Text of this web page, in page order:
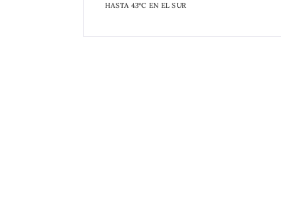
HASTA 43ºC EN EL SUR